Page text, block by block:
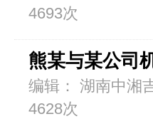
4693次
熊某与某公司
编辑： 湖南中
4628次